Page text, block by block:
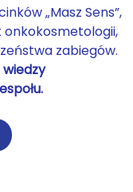
„Masz Sens”,
zabiegów.